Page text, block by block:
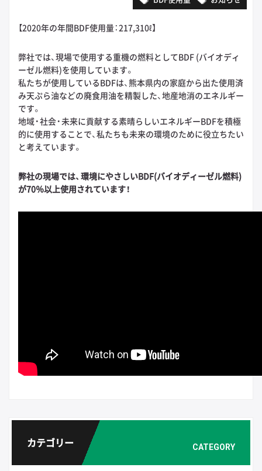
【2020年の年間BDF使用量：217,310ℓ】
弊社では、現場で使用する重機の燃料としてBDF (バイオディ
ーゼル燃料)を使用しています。
私たちが使用しているBDFは、熊本県内の家庭から出た使用済
み天ぷら油などの廃食用油を精製した、地産地消のエネルギー
です。
地域・社会・未来に貢献する素晴らしいエネルギーBDFを積極
的に使用することで、私たちも未来の環境のために役立ちたい
と考えています。
弊社の現場では、環境にやさしいBDF(バイオディーゼル燃料)
が70％以上使用されています！
カテゴリー CATEGORY